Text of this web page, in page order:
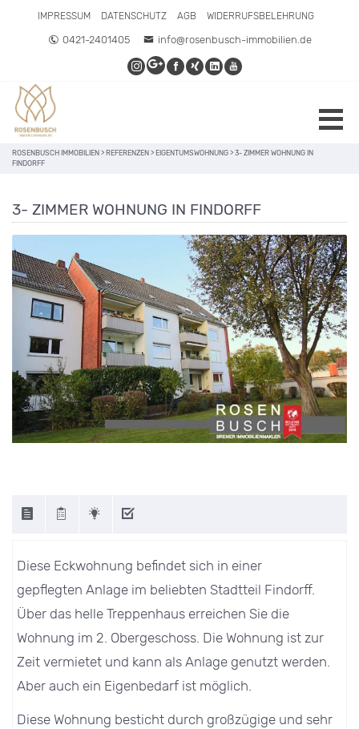
IMPRESSUM DATENSCHUTZ AGB WIDERRUFSBELEHRUNG
0421-2401405 info@rosenbusch-immobilien.de
ROSENBUSCH IMMOBILIEN > REFERENZEN > EIGENTUMSWOHNUNG > 3- ZIMMER WOHNUNG IN
FINDORFF
3- ZIMMER WOHNUNG IN FINDORFF
Diese Eckwohnung befindet sich in einer
gepflegten Anlage im beliebten Stadtteil Findorff.
Über das helle Treppenhaus erreichen Sie die
Wohnung im 2. Obergeschoss. Die Wohnung ist zur
Zeit vermietet und kann als Anlage genutzt werden.
Aber auch ein Eigenbedarf ist möglich.
Diese Wohnung besticht durch großzügige und sehr